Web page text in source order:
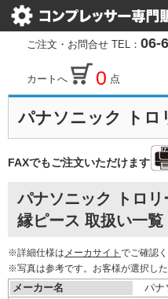
ご注文・お問合せ TEL： 06-
カートへ 0 点
パナソニック トロ
FAXでもご注文いただけます
パナソニック トロ
縁ピース 取扱い一覧
※詳細仕様は メーカサイト でご確認く
※写真は参考です。お客様が選択し
メーカー名
パナ